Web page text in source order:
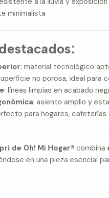
minimalista
: material tecnológico
no porosa, ideal para
: líneas limpias en acabado
: asiento amplio y
para hogares, cafeterías
de Oh! Mi Hogar® combina
en una pieza esencial